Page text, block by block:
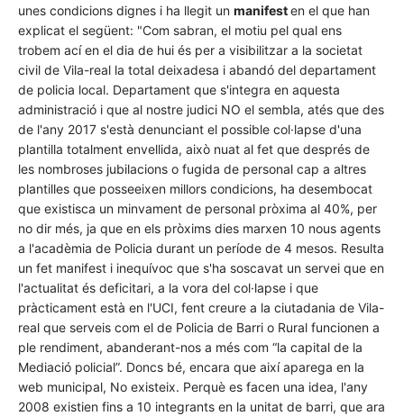
unes condicions dignes i ha llegit un manifesten el que han
explicat el següent: "Com sabran, el motiu pel qual ens
trobem ací en el dia de hui és per a visibilitzar a la societat
civil de Vila-real la total deixadesa i abandó del departament
de policia local. Departament que s'integra en aquesta
administració i que al nostre judici NO el sembla, atés que des
de l'any 2017 s'està denunciant el possible col·lapse d'una
plantilla totalment envellida, això nuat al fet que després de
les nombroses jubilacions o fugida de personal cap a altres
plantilles que posseeixen millors condicions, ha desembocat
que existisca un minvament de personal pròxima al 40%, per
no dir més, ja que en els pròxims dies marxen 10 nous agents
a l'acadèmia de Policia durant un període de 4 mesos. Resulta
un fet manifest i inequívoc que s'ha soscavat un servei que en
l'actualitat és deficitari, a la vora del col·lapse i que
pràcticament està en l'UCI, fent creure a la ciutadania de Vila-
real que serveis com el de Policia de Barri o Rural funcionen a
ple rendiment, abanderant-nos a més com “la capital de la
Mediació policial”. Doncs bé, encara que així aparega en la
web municipal, No existeix. Perquè es facen una idea, l'any
2008 existien fins a 10 integrants en la unitat de barri, que ara